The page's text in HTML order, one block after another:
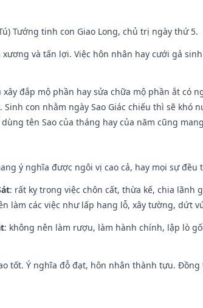
Tướng tinh con Giao Long, chủ trị ngày thứ 5.
và tấn lợi. Việc hôn nhân hay cưới gả
đắp mộ phần hay sửa chữa mộ phần ắt có
con nhằm ngày Sao Giác chiếu thì sẽ khó
tên Sao của tháng hay của năm cũng
ý nghĩa được ngôi vị cao cả, hay mọi sự đều
: rất kỵ trong việc chôn cất, thừa kế, chia lãnh
làm các việc như lấp hang lỗ, xây tường, dứt
: không nên làm rượu, làm hành chính, lập lò
tốt. Ý nghĩa đỗ đạt, hôn nhân thành tựu.